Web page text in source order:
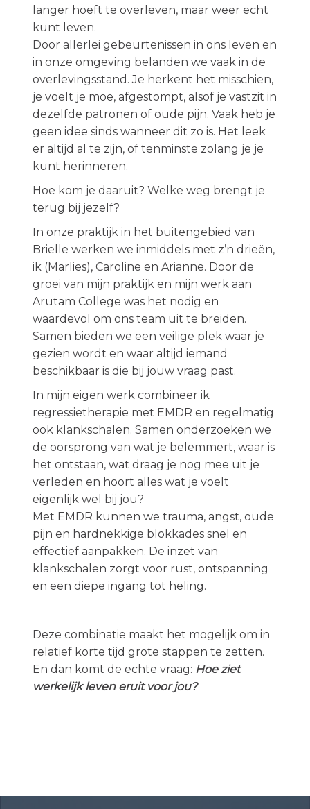
langer hoeft te overleven, maar weer echt
kunt leven.
Door allerlei gebeurtenissen in ons leven en
in onze omgeving belanden we vaak in de
overlevingsstand. Je herkent het misschien,
je voelt je moe, afgestompt, alsof je vastzit in
dezelfde patronen of oude pijn. Vaak heb je
geen idee sinds wanneer dit zo is. Het leek
er altijd al te zijn, of tenminste zolang je je
kunt herinneren.
Hoe kom je daaruit? Welke weg brengt je
terug bij jezelf?
In onze praktijk in het buitengebied van
Brielle werken we inmiddels met z’n drieën,
ik (Marlies), Caroline en Arianne. Door de
groei van mijn praktijk en mijn werk aan
Arutam College was het nodig en
waardevol om ons team uit te breiden.
Samen bieden we een veilige plek waar je
gezien wordt en waar altijd iemand
beschikbaar is die bij jouw vraag past.
In mijn eigen werk combineer ik
regressietherapie met EMDR en regelmatig
ook klankschalen. Samen onderzoeken we
de oorsprong van wat je belemmert, waar is
het ontstaan, wat draag je nog mee uit je
verleden en hoort alles wat je voelt
eigenlijk wel bij jou?
Met EMDR kunnen we trauma, angst, oude
pijn en hardnekkige blokkades snel en
effectief aanpakken. De inzet van
klankschalen zorgt voor rust, ontspanning
en een diepe ingang tot heling.
Deze combinatie maakt het mogelijk om in
relatief korte tijd grote stappen te zetten.
En dan komt de echte vraag: Hoe ziet
werkelijk leven eruit voor jou?